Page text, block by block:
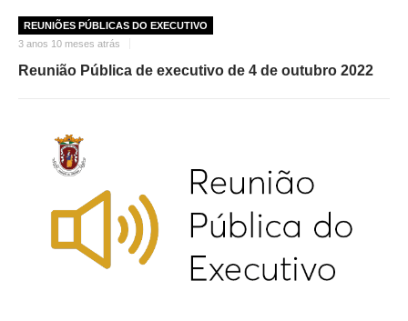
REUNIÕES PÚBLICAS DO EXECUTIVO
3 anos 10 meses atrás
Reunião Pública de executivo de 4 de outubro 2022